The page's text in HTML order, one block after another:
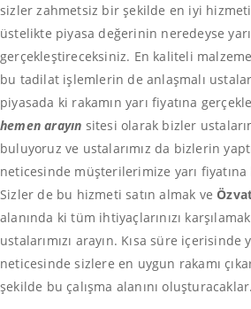
sizler zahmetsiz bir şekilde en iyi hizmeti
üstelikte piyasa değerinin neredeyse
gerçekleştireceksiniz. En kaliteli
bu tadilat işlemlerin de anlaşmalı
piyasada ki rakamın yarı fiyatına
hemen arayın sitesi olarak bizler
buluyoruz ve ustalarımız da bizlerin
neticesinde müşterilerimize yarı
Sizler de bu hizmeti satın almak ve
alanında ki tüm ihtiyaçlarınızı
ustalarımızı arayın. Kısa süre
neticesinde sizlere en uygun rakamı
şekilde bu çalışma alanını oluşturacaklar.